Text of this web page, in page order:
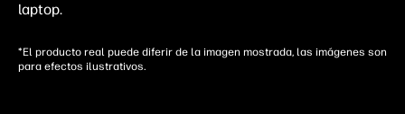
laptop.
*El producto real puede diferir de la imagen mostrada, las imágenes son
para efectos ilustrativos.